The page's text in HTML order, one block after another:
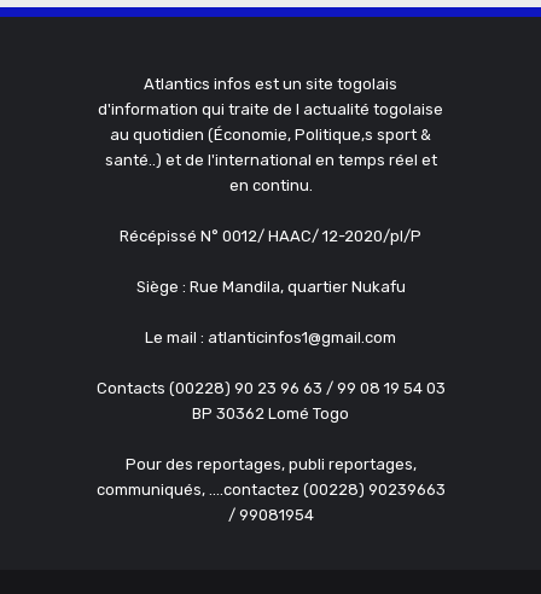
Atlantics infos est un site togolais
d'information qui traite de l actualité togolaise
au quotidien (Économie, Politique,s sport &
santé..) et de l'international en temps réel et
en continu.
Récépissé N° 0012/ HAAC/ 12-2020/pl/P
Siège : Rue Mandila, quartier Nukafu
Le mail : atlanticinfos1@gmail.com
Contacts (00228) 90 23 96 63 / 99 08 19 54 03
BP 30362 Lomé Togo
Pour des reportages, publi reportages,
communiqués, ....contactez (00228) 90239663
/ 99081954